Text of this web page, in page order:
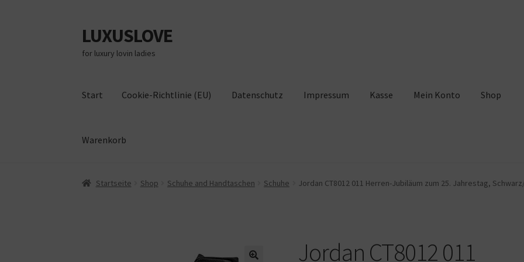
Zur
Navigation
springen
Zum
Inhalt
springen
LUXUSLOVE
for luxury lovin ladies
Start Cookie-Richtlinie (EU) Datenschutz Impressum Kasse Mein Konto Shop
Warenkorb
Start Cookie-Richtlinie (EU) Datenschutz Impressum Kasse Mein Konto Shop Warenkorb
Startseite Shop Schuhe and Handtaschen Schuhe Jordan CT8012 011 Herren-Jubiläum zum 25. Jahrestag,
Jordan CT8012 011